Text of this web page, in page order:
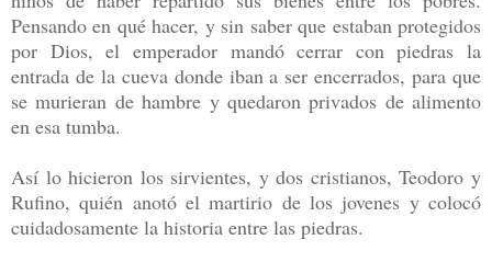
Pensando en qué hacer, y sin saber que estaban protegidos
por Dios, el emperador mandó cerrar con piedras la
entrada de la cueva donde iban a ser encerrados, para que
se murieran de hambre y quedaron privados de alimento
en esa tumba.
Así lo hicieron los sirvientes, y dos cristianos, Teodoro y
Rufino, quién anotó el martirio de los jovenes y colocó
cuidadosamente la historia entre las piedras.